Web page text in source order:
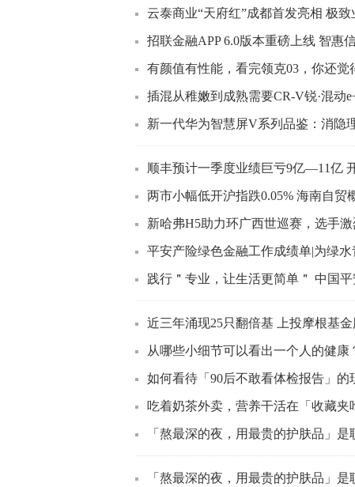
云泰商业“天府红”成都首发亮相 极
招联金融APP 6.0版本重磅上线 智惠
有颜值有性能，看完领克03，你还觉
插混从稚嫩到成熟需要CR-V锐·混动
新一代华为智慧屏V系列品鉴：消隐
顺丰预计一季度业绩巨亏9亿—11亿
两市小幅低开沪指跌0.05% 海南自贸
新哈弗H5助力环广西世巡赛，选手
平安产险绿色金融工作成绩单|为绿
践行＂专业，让生活更简单＂ 中国
近三年涌现25只翻倍基 上投摩根基
从哪些小细节可以看出一个人的健康
如何看待「90后不敢看体检报告」的
吃着奶茶外卖，营养干活在「收藏夹
「熬最深的夜，用最贵的护肤品」
「熬最深的夜，用最贵的护肤品」